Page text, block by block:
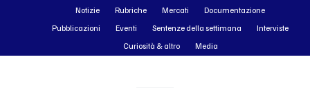
Notizie Rubriche Mercati
Documentazione
Pubblicazioni
Eventi Sentenze della settimana
Interviste
Curiosità & altro
Media